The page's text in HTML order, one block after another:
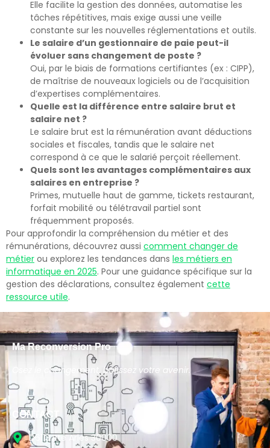
Elle facilite la gestion des données, automatise les
tâches répétitives, mais exige aussi une veille
constante sur les nouvelles réglementations et outils.
Le salaire d’un gestionnaire de paie peut-il
évoluer sans changement de poste ?
Oui, par le biais de formations certifiantes (ex : CIPP),
de maîtrise de nouveaux logiciels ou de l’acquisition
d’expertises complémentaires.
Quelle est la différence entre salaire brut et
salaire net ?
Le salaire brut est la rémunération avant déductions
sociales et fiscales, tandis que le salaire net
correspond à ce que le salarié perçoit réellement.
Quels sont les avantages complémentaires aux
salaires en entreprise ?
Primes, mutuelle haut de gamme, tickets restaurant,
forfait mobilité ou télétravail partiel sont
fréquemment proposés.
Pour approfondir la compréhension du métier et des
rémunérations, découvrez aussi comment changer de
métier ou explorez les tendances dans les métiers en
informatique en 2025. Pour une guidance spécifique sur la
gestion des déclarations, consultez également cette
ressource utile.
Ma Reconversion Pro
Osez le changement, bâtissez votre avenir.
CONTACT
D6113 Rte Arles 30000